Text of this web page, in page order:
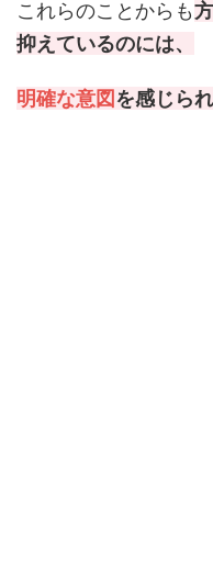
これらのことからも
抑えているのには、
明確な意図 を感じられ